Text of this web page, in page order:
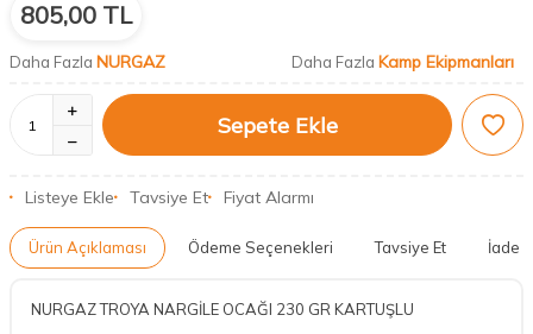
805,00 TL
Daha Fazla NURGAZ Daha Fazla Kamp Ekipmanları
Sepete Ekle
Listeye Ekle Tavsiye Et Fiyat Alarmı
Ürün Açıklaması Ödeme Seçenekleri Tavsiye Et İade
NURGAZ TROYA NARGİLE OCAĞI 230 GR KARTUŞLU